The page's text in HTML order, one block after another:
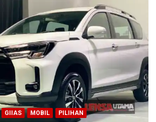
GIIAS MOBIL PILIHAN